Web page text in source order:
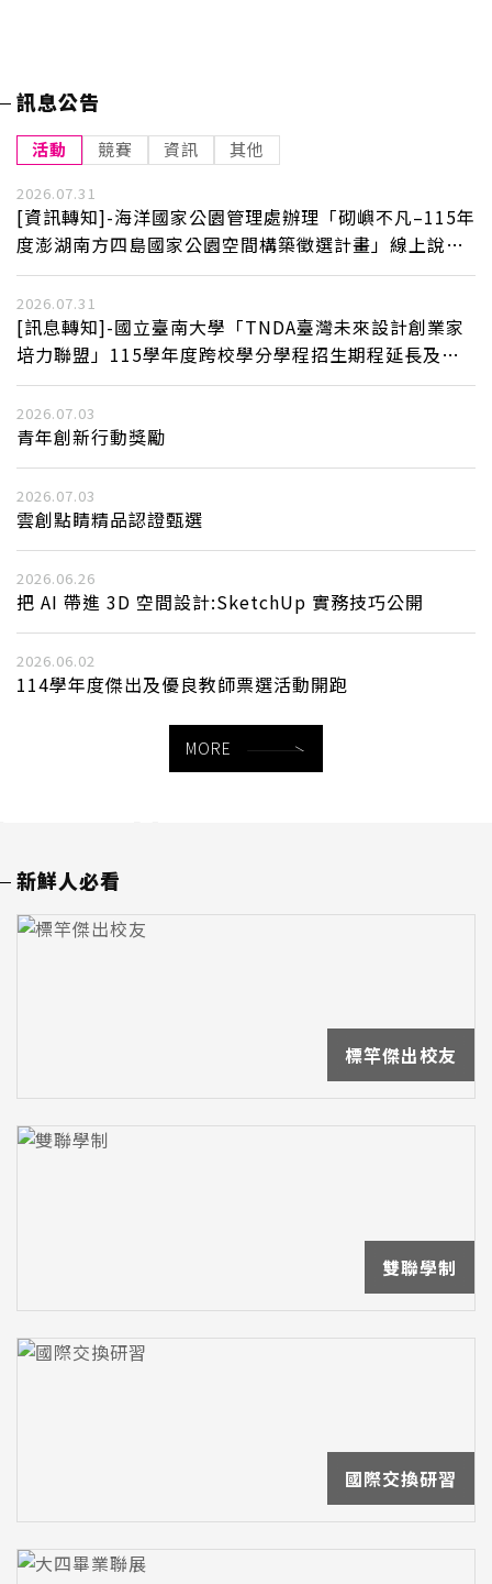
訊息公告
活動 競賽 資訊 其他
2026.07.31
[資訊轉知]-海洋國家公園管理處辦理「砌嶼不凡–115年
度澎湖南方四島國家公園空間構築徵選計畫」線上說明
會活動
2026.07.31
[訊息轉知]-國立臺南大學「TNDA臺灣未來設計創業家
培力聯盟」115學年度跨校學分學程招生期程延長及招
生事宜。
2026.07.03
青年創新行動獎勵
2026.07.03
雲創點睛精品認證甄選
2026.06.26
把 AI 帶進 3D 空間設計:SketchUp 實務技巧公開
2026.06.02
114學年度傑出及優良教師票選活動開跑
MORE
新鮮人必看
標竿傑出校友
雙聯學制
國際交換研習